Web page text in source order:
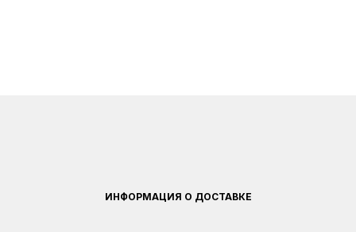
ИНФОРМАЦИЯ О ДОСТАВКЕ